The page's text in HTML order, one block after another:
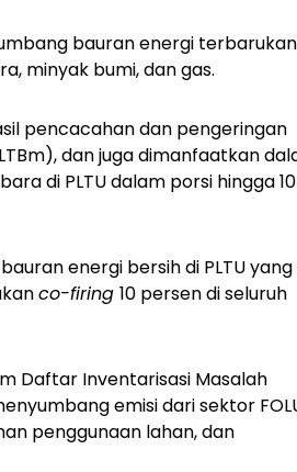
bauran energi terbarukan
minyak bumi, dan gas.
pencacahan dan pengeringan
dan juga dimanfaatkan
di PLTU dalam porsi hingga 10
energi bersih di PLTU yang
co-firing 10 persen di seluruh
Daftar Inventarisasi Masalah
emisi dari sektor
penggunaan lahan, dan